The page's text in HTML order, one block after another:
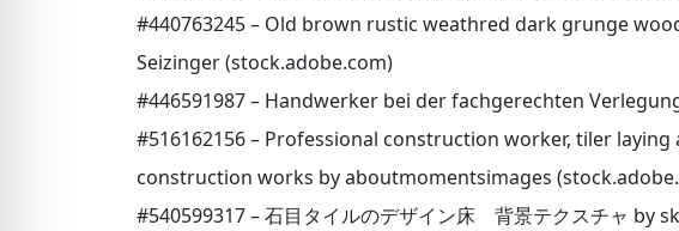
#440763245 – Old brown rustic weathred dark grunge
Seizinger (stock.adobe.com)
#446591987 – Handwerker bei der fachgerechten
#516162156 – Professional construction worker, tiler
construction works by aboutmomentsimages
#540599317 – 石目タイルのデザイン床 背景テクスチャ by